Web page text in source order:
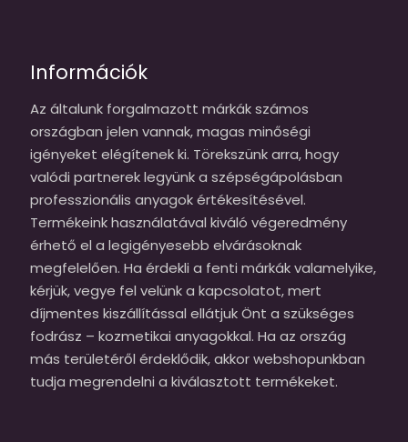
Információk
Az általunk forgalmazott márkák számos
országban jelen vannak, magas minőségi
igényeket elégítenek ki. Törekszünk arra, hogy
valódi partnerek legyünk a szépségápolásban
professzionális anyagok értékesítésével.
Termékeink használatával kiváló végeredmény
érhető el a legigényesebb elvárásoknak
megfelelően. Ha érdekli a fenti márkák valamelyike,
kérjük, vegye fel velünk a kapcsolatot, mert
díjmentes kiszállítással ellátjuk Önt a szükséges
fodrász – kozmetikai anyagokkal. Ha az ország
más területéről érdeklődik, akkor webshopunkban
tudja megrendelni a kiválasztott termékeket.